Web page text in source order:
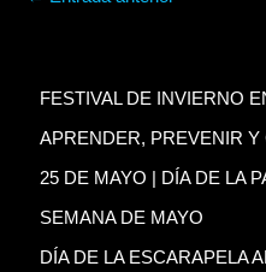
FESTIVAL DE INVIERNO
APRENDER, PREVENIR Y
25 DE MAYO | DÍA DE LA
SEMANA DE MAYO
DÍA DE LA ESCARAPELA